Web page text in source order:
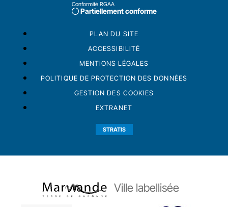
Conformité RGAA
Partiellement conforme
PLAN DU SITE
ACCESSIBILITÉ
MENTIONS LÉGALES
POLITIQUE DE PROTECTION DES DONNÉES
GESTION DES COOKIES
EXTRANET
STRATIS
Ville labellisée